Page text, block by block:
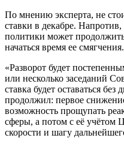
По мнению эксперта, не
ставки в декабре.
политики может
начаться время ее смягчения.
«Разворот будет
или несколько заседаний
ставка будет оставаться
продолжил: первое
возможность прощупать
сферы, а потом с её учётом
скорости и шагу